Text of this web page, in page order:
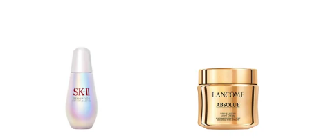
사용기한또는개봉후사용기간
개봉 전 사용기한이 12개월 이상 남아있는
제품으로 발송, 사용기한 12개월 미만 제품
의 경우 제조일자 별도 표기